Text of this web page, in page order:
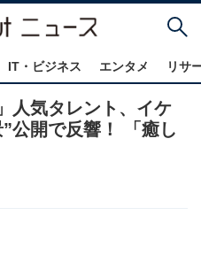
IT・ビジネス エンタメ リサ
人気タレント、イケ
公開で反響！ 「癒し